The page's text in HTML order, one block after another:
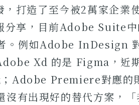
打造了至今被2萬家企業
享，目前Adobe Suite中
。例如Adobe InDesign
Xd 的是 Figma，近
；Adobe Premiere對應的
有出現好的替代方案，